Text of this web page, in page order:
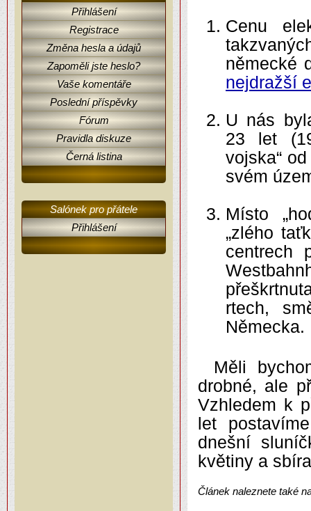
Přihlášení
Registrace
Změna hesla a údajů
Zapoměli jste heslo?
Vaše komentáře
Poslední příspěvky
Fórum
Pravidla diskuze
Černá listina
Salónek pro přátele
Přihlášení
Cenu
německé
nejdražší
U nás
23 let
vojska“
svém
Místo
„zlého
centrech
rtech,
Německa.
Měli
drobné, ale
Vzhledem k
let
dnešní
květiny a
Článek naleznete také